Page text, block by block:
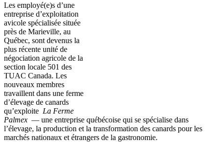
Les employé(e)s d’une
entreprise d’exploitation
avicole spécialisée située
près de Marieville, au
Québec, sont devenus la
plus récente unité de
négociation agricole de la
section locale 501 des
TUAC Canada. Les
nouveaux membres
travaillent dans une ferme
d’élevage de canards
qu’exploite La Ferme
Palmex — une entreprise québécoise qui se spécialise dans
l’élevage, la production et la transformation des canards pour les
marchés nationaux et étrangers de la gastronomie.